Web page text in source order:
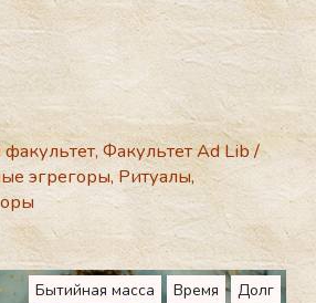
,Факультет Ad Lib/
эгрегоры,Ритуалы,
Бытийная масса Время Долг